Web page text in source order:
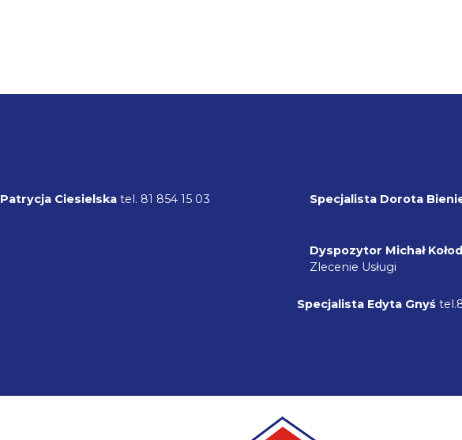
Patrycja Ciesielska tel. 81 854 15 03 Specjalista Dorota
Dyspozytor Michał
Zlecenie Usługi
Specjalista Edyta Gnyś